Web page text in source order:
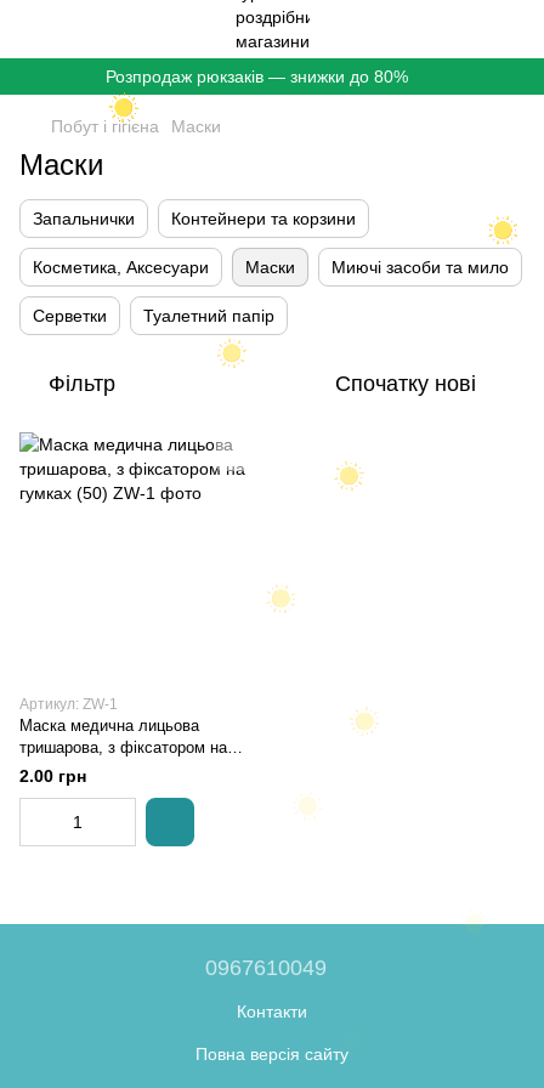
Розпродаж рюкзаків — знижки до 80%
Побут і гігієна Маски
Маски
Запальнички Контейнери та корзини
Косметика, Аксесуари Маски Миючі засоби та мило
Серветки Туалетний папір
Фільтр Спочатку нові
Артикул: ZW-1
Маска медична лицьова
тришарова, з фіксатором на
гумках (50)
2.00 грн
0967610049
Контакти
Повна версія сайту